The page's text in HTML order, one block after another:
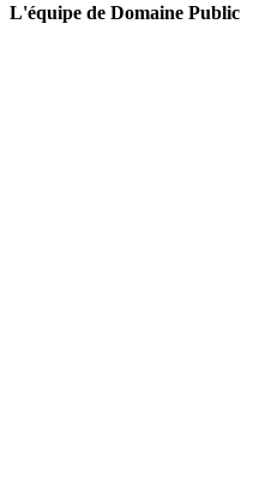
L'équipe de Domaine Public